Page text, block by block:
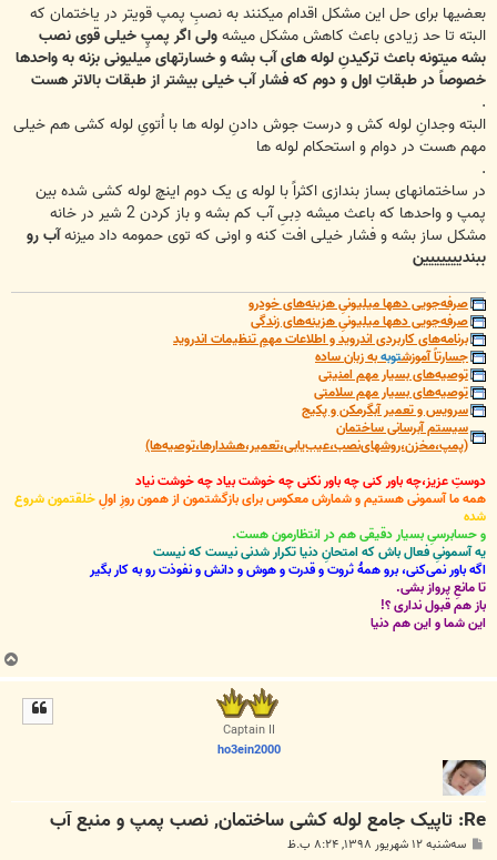
بعضیها برای حل این مشکل اقدام میکنند به نصبِ پمپ قویتر در یاختمان که
البته تا حد زیادی باعث کاهش مشکل میشهولی اگر پمپِ خیلی قوی نصب
بشه میتونه باعث ترکیدنِ لوله های آب بشه و خسارتهای میلیونی بزنه به واحدها
خصوصاً در طبقاتِ اول و دوم که فشار آب خیلی بیشتر از طبقات بالاتر هست
البته وجدانِ لوله کش و درست جوش دادنِ لوله ها با اُتویِ لوله کشی هم خیلی
مهم هست در دوام و استحکام لوله ها
در ساختمانهای بساز بندازی اکثراً با لوله ی یک دوم اینچ لوله کشی شده بین
پمپ و واحدها که باعث میشه دِبیِ آب کم بشه و باز کردن 2 شیر در خانه
مشکل ساز بشه و فشار خیلی افت کنه و اونی که توی حمومه داد میزنهآب رو
ببندییییییین
صرفه‌جویی دهها میلیونیِ هزینه‌های خودرو
صرفه‌جویی دهها میلیونیِ هزینه‌های زندگی
برنامه‌های کاربردی اندروید و اطلاعات مهمِ تنظیمات اندروید
جسارتاً آموزشتوبهبه زبان ساده
توصیه‌های بسیار مهم امنیتی
توصیه‌های بسیار مهم سلامتی
سرویس و تعمیر آبگرمکن و پکیج
سیستم آبرسانی ساختمان
(پمپ،مخزن،روشهای‌نصب،عیب‌یابی،تعمیر،هشدارها،توصیه‌ها)
دوستِ عزیز،چه باور کنی چه باور نکنی چه خوشت بیاد چه خوشت نیاد
همه ما آسمونی هستیم و شمارش معکوس برای بازگشتمون از همون روزِ اولِخلقتمون شروع
شده
و حسابرسیِ بسیار دقیقی هم در انتظارمون هست.
یه آسمونیِ فعال باش که امتحانِ دنیا تکرار شدنی نیست که نیست
اگه باور نمی‌کنی، برو همۀ ثروت و قدرت و هوش و دانش و نفوذت رو به کار بگیر
تا مانعِ پرواز بشی.
باز هم قبول نداری ؟!
این شما و این هم دنیا
ب
ا
Captain II
ho3ein2000
Re: تاپیک جامع لوله کشی ساختمان, نصب پمپ و منبع آب
پ سه‌شنبه ۱۲ شهریور ۱۳۹۸, ۸:۲۴ ب.ظ